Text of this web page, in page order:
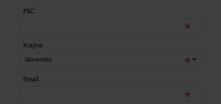
PSČ
Krajina
Slovensko
Email